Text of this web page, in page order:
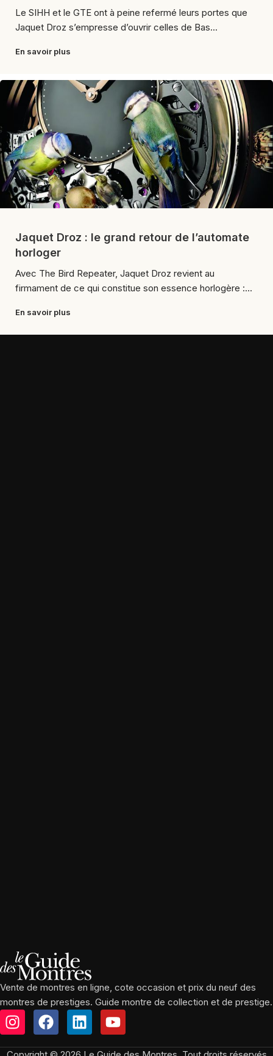
Le SIHH et le GTE ont à peine refermé leurs portes que
Jaquet Droz s’empresse d’ouvrir celles de Bas...
En savoir plus
Jaquet Droz : le grand retour de l’automate
horloger
Avec The Bird Repeater, Jaquet Droz revient au
firmament de ce qui constitue son essence horlogère :...
En savoir plus
Vente de montres en ligne, cote occasion et prix du neuf des
montres de prestiges. Guide montre de collection et de prestige.